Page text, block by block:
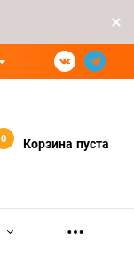
0 Корзина пуста